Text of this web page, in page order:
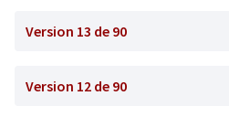
Version 13 de 90
Version 12 de 90